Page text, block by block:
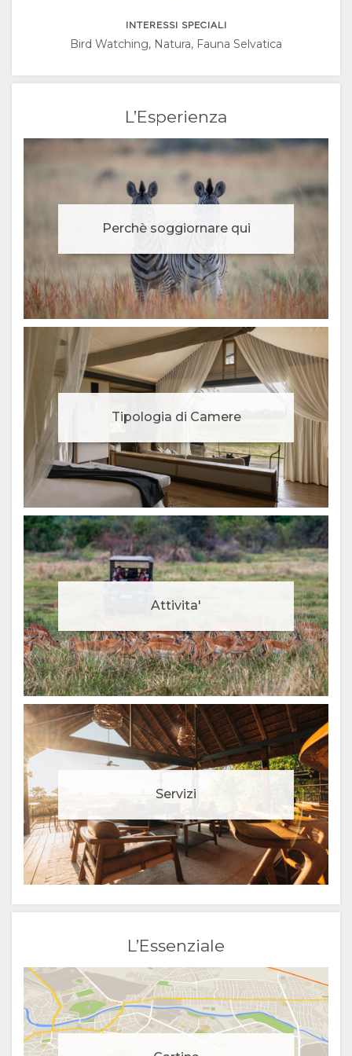
PORTOGHESE
RUSSO
INTERESSI SPECIALI
Bird Watching, Natura, Fauna Selvatica
L’Esperienza
Perchè soggiornare qui
Tipologia di Camere
Attivita'
Servizi
L’Essenziale